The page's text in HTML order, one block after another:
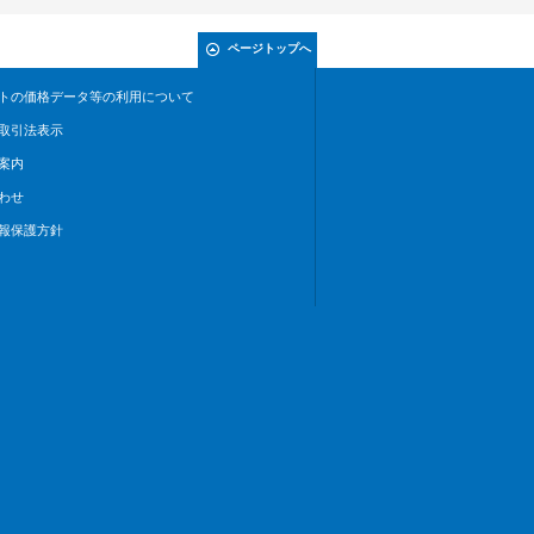
ページトップへ
の価格データ等の利用について
引法表示
内
せ
保護方針